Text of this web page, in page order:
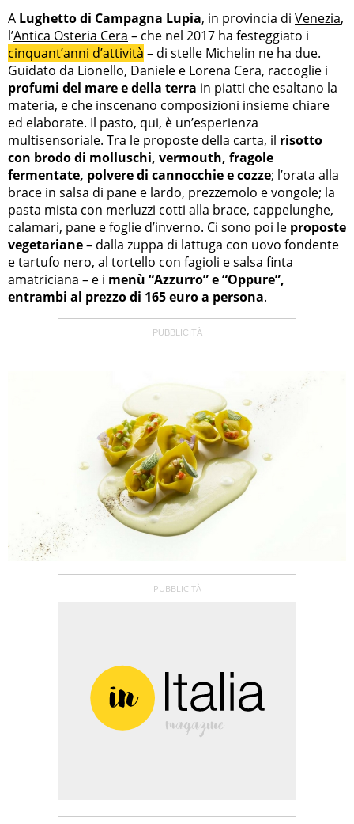
A Lughetto di Campagna Lupia, in provincia di Venezia,
l’Antica Osteria Cera – che nel 2017 ha festeggiato i
cinquant’anni d’attività – di stelle Michelin ne ha due.
Guidato da Lionello, Daniele e Lorena Cera, raccoglie i
profumi del mare e della terra in piatti che esaltano la
materia, e che inscenano composizioni insieme chiare
ed elaborate. Il pasto, qui, è un’esperienza
multisensoriale. Tra le proposte della carta, il risotto
con brodo di molluschi, vermouth, fragole
fermentate, polvere di cannocchie e cozze; l’orata alla
brace in salsa di pane e lardo, prezzemolo e vongole; la
pasta mista con merluzzi cotti alla brace, cappelunghe,
calamari, pane e foglie d’inverno. Ci sono poi le proposte
vegetariane– dalla zuppa di lattuga con uovo fondente
e tartufo nero, al tortello con fagioli e salsa finta
amatriciana – e i menù “Azzurro” e “Oppure”,
entrambi al prezzo di 165 euro a persona.